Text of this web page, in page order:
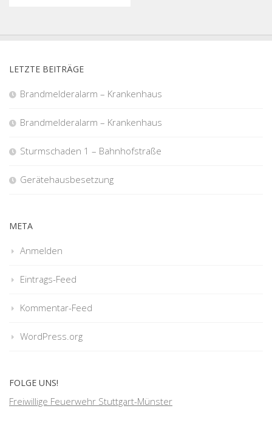
LETZTE BEITRÄGE
Brandmelderalarm – Krankenhaus
Brandmelderalarm – Krankenhaus
Sturmschaden 1 – Bahnhofstraße
Gerätehausbesetzung
META
Anmelden
Eintrags-Feed
Kommentar-Feed
WordPress.org
FOLGE UNS!
Freiwillige Feuerwehr Stuttgart-Münster